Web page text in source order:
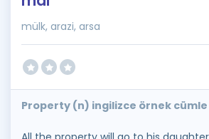
mülk, arazi, arsa
Property (n) ingilizce örnek cümle